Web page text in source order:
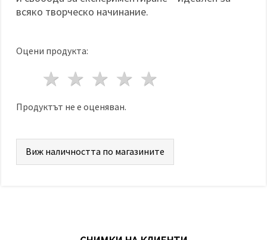
всяко творческо начинание.
Оцени продукта:
4 звезди
3 звезди
2 звезди
1 звезда
Продуктът не е оценяван.
Виж наличността по магазините